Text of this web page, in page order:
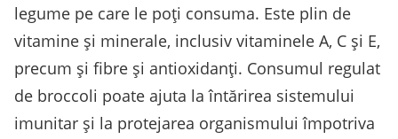
legume pe care le poți consuma. Este plin de
vitamine și minerale, inclusiv vitaminele A, C și E,
precum și fibre și antioxidanți. Consumul regulat
de broccoli poate ajuta la întărirea sistemului
imunitar și la protejarea organismului împotriva